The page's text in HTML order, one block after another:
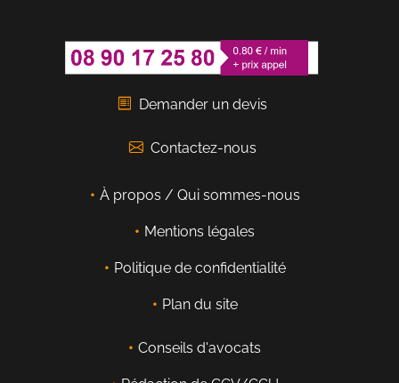
Demander un devis
Contactez-nous
À propos / Qui sommes-nous
Mentions légales
Politique de confidentialité
Plan du site
Conseils d'avocats